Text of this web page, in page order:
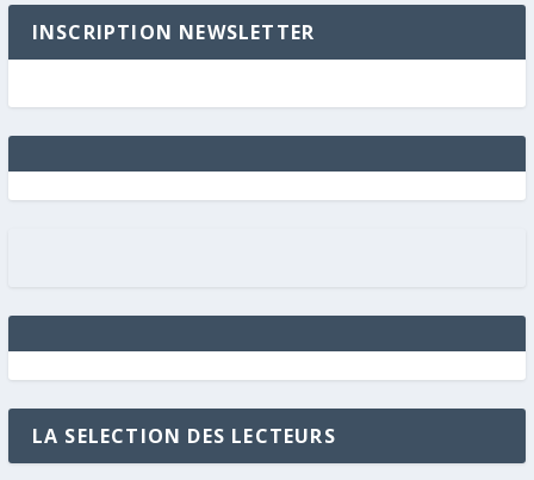
INSCRIPTION NEWSLETTER
LA SELECTION DES LECTEURS